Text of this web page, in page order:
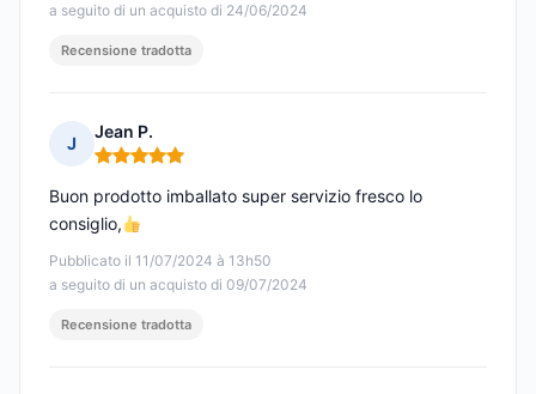
a seguito di un acquisto di 24/06/2024
Recensione tradotta
J
Jean P.
Nota: 5 su 5
Pubblicato il 11/07/2024 à 13h50
a seguito di un acquisto di 09/07/2024
Buon prodotto imballato super servizio fresco lo
consiglio,
Recensione tradotta